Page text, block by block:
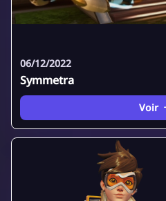
06/12/2022
Symmetra
Voir